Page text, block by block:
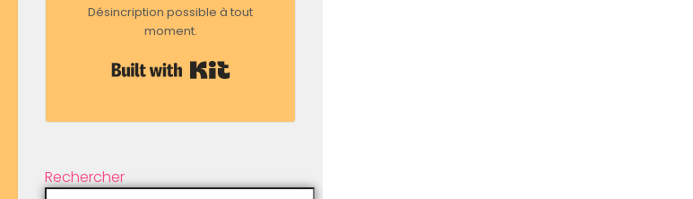
Désincription possible à tout
moment.
Rechercher